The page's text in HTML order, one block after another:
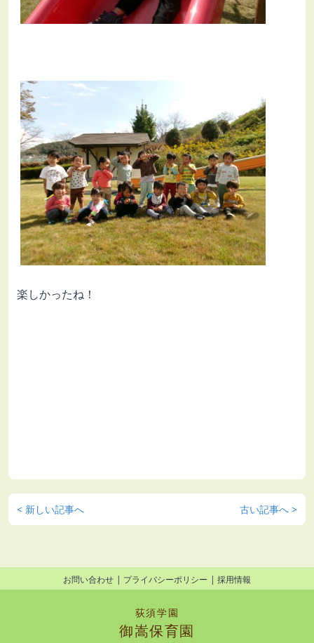
楽しかったね！
< 新しい記事へ 古い記事へ >
お問い合わせ プライバシーポリシー 採用情報
荻須学園
御嵩保育園